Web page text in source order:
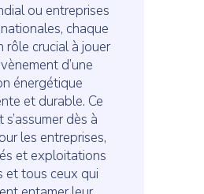
ou entreprises
chaque
rôle crucial à jouer
d’une
énergétique
et durable. Ce
dès à
les entreprises,
et exploitations
et tous ceux qui